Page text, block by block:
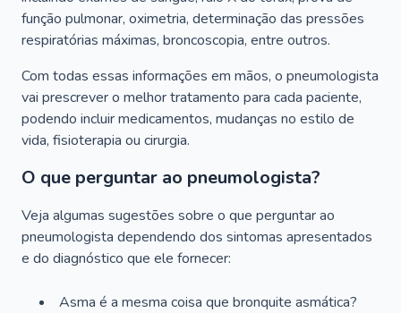
função pulmonar, oximetria, determinação das pressões
respiratórias máximas, broncoscopia, entre outros.
Com todas essas informações em mãos, o pneumologista
vai prescrever o melhor tratamento para cada paciente,
podendo incluir medicamentos, mudanças no estilo de
vida, fisioterapia ou cirurgia.
O que perguntar ao pneumologista?
Veja algumas sugestões sobre o que perguntar ao
pneumologista dependendo dos sintomas apresentados
e do diagnóstico que ele fornecer:
Asma é a mesma coisa que bronquite asmática?